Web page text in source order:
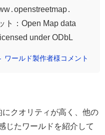
ト：Open Map data ©
under ODbL
ワールド製作者様コメント
クオリティが高く、他の
じたワールドを紹介して